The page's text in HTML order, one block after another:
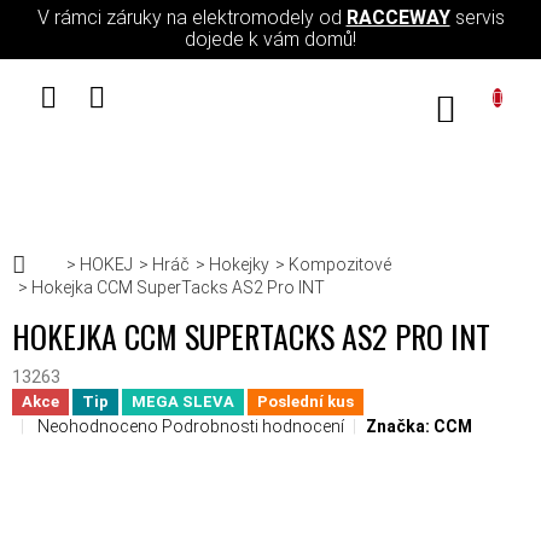
Přejít na obsah
V rámci záruky na elektromodely od RACCEWAYservis
dojede k vám domů!
Domů
HOKEJ Hráč Hokejky
Kompozitové
Hokejka CCM SuperTacks AS2 Pro INT
HOKEJKA CCM SUPERTACKS AS2 PRO INT
13263
Akce Tip MEGA SLEVA Poslední kus
Průměrné hodnocení produktu je 0,0 z 5 hvězdiček.
Neohodnoceno Podrobnosti hodnocení Značka: CCM